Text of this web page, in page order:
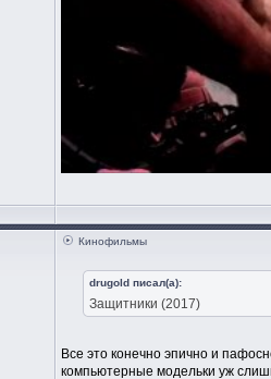
Кинофильмы
drugold писал(а):
Защитники (2017)
Все это конечно эпично и
компьютерные модельки уж